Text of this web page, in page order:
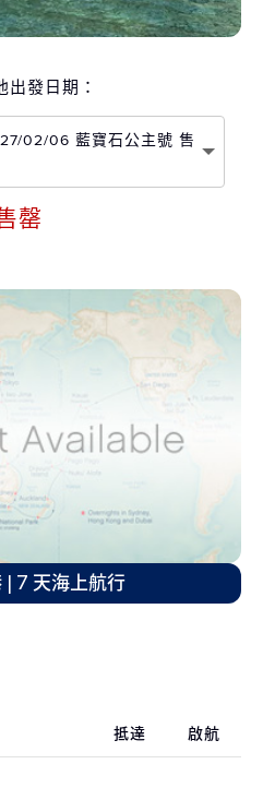
出發日期：
02/06 藍寶石公主號 售
罄
| 7 天海上航行
抵達 啟航